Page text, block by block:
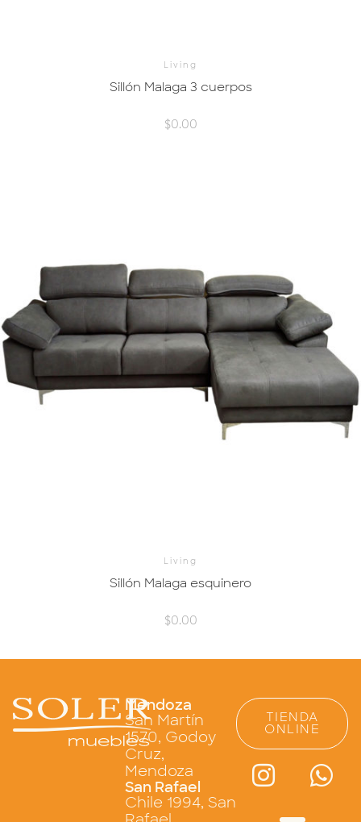
Living
Sillón Malaga 3 cuerpos
$0.00
Living
Sillón Malaga esquinero
$0.00
Mendoza
San Martín
1570, Godoy
Cruz,
Mendoza
San Rafael
Chile 1994, San
TIENDA
ONLINE